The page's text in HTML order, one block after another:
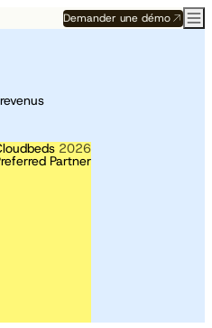
Demander une démo
2026
Partner